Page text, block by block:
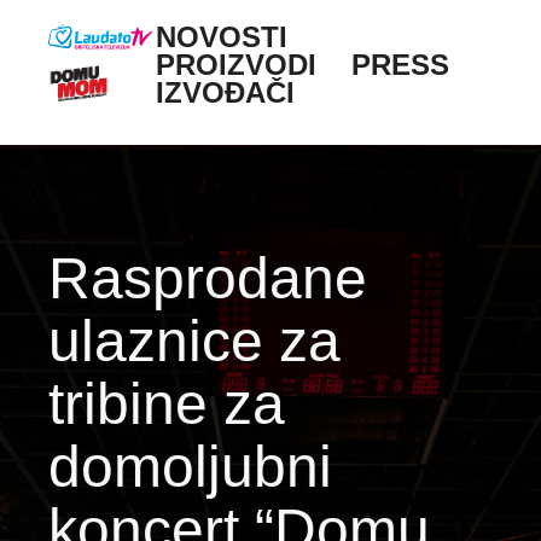
Main navigation
NOVOSTI
PROIZVODI
PRESS
IZVOĐAČI
Rasprodane
ulaznice za
tribine za
domoljubni